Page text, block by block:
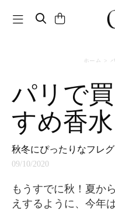
Toggle navigation
ホーム
パリで買うべきおす
すめ香水
秋冬にぴったりなフレ
09/10/2020
もうすでに秋！夏から秋へとファッションを衣替
えするように、今年